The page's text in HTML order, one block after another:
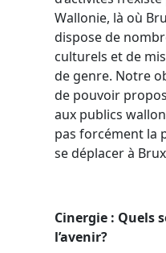
Wallonie, là où
dispose de
culturels et de
de genre. Notre
de pouvoir
aux publics
pas forcément la
se déplacer à
Cinergie : Quels
l’avenir?